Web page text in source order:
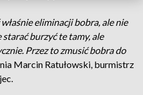
eliminacji bobra, ale nie
starać burzyć te tamy, ale
Przez to zmusić bobra do
Marcin Ratułowski, burmistrz